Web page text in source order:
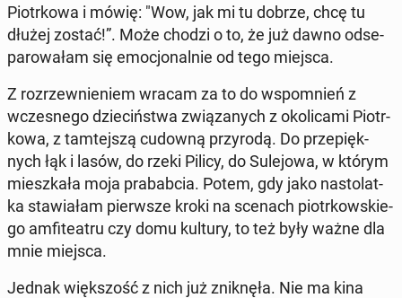
Piotr­ko­wa i mówię: "Wow, jak mi tu dobrze, chcę tu
dłużej zostać!”. Może chodzi o to, że już dawno od­se­
pa­ro­wa­łam się emo­cjo­nal­nie od tego miejsca.
Z roz­rzew­nie­niem wracam za to do wspo­mnień z
wcze­sne­go dzie­ciń­stwa zwią­za­nych z oko­li­ca­mi Piotr­
ko­wa, z tam­tej­szą cudowną przy­ro­dą. Do prze­pięk­
nych łąk i lasów, do rzeki Pilicy, do Su­le­jo­wa, w którym
miesz­ka­ła moja pra­bab­cia. Potem, gdy jako na­sto­lat­
ka sta­wia­łam pierw­sze kroki na scenach piotr­kow­skie­
go am­fi­te­atru czy domu kultury, to też były ważne dla
mnie miejsca.
Jednak więk­szość z nich już znik­nę­ła. Nie ma kina